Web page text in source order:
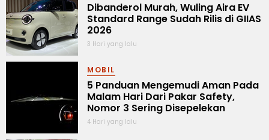
Dibanderol Murah, Wuling Aira EV
Standard Range Sudah Rilis di GIIAS
2026
3 Hari yang lalu
MOBIL
5 Panduan Mengemudi Aman Pada
Malam Hari Dari Pakar Safety,
Nomor 3 Sering Disepelekan
4 Hari yang lalu